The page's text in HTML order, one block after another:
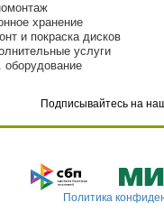
хранение
и покраска дисков
услуги
оборудование
Подписывайтесь на
Политика